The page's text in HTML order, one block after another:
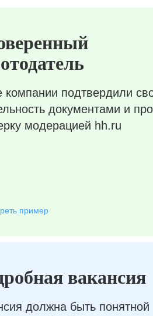
компании подтвердили
документами и
модерацией hh.ru
пример
вакансия
должна быть понятной